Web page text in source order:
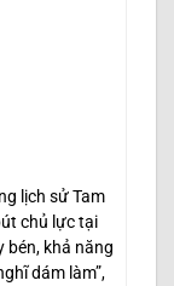
lịch sử Tam
chủ lực tại
khả năng
dám làm”,